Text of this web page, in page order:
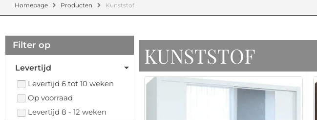
Homepage Producten Kunststof
Filter op
Levertijd
Levertijd 6 tot 10 weken
Op voorraad
Levertijd 8 - 12 weken
KUNSTSTOF